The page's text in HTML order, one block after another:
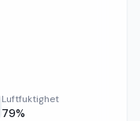
Luftfuktighet
79%